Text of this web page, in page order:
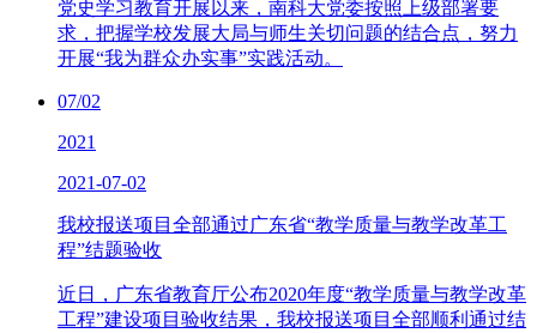
党史学习教育开展以来，南科大党委按照上级部署要
求，把握学校发展大局与师生关切问题的结合点，努力
开展“我为群众办实事”实践活动。
07/02
2021
2021-07-02
我校报送项目全部通过广东省“教学质量与教学改革工
程”结题验收
近日，广东省教育厅公布2020年度“教学质量与教学改革
工程”建设项目验收结果，我校报送项目全部顺利通过结